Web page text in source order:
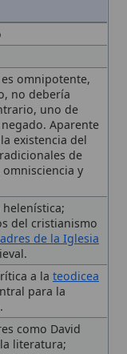
debería
uno de
Aparente
del
de
y
cristianismo
de la Iglesia
a la
para la
David
Concilio
Epicuro
de